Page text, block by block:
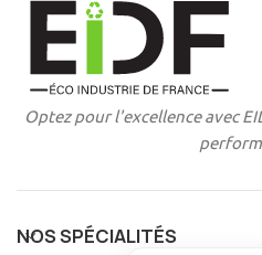
Optez pour l'excellence avec
NOS SPÉCIALITÉS